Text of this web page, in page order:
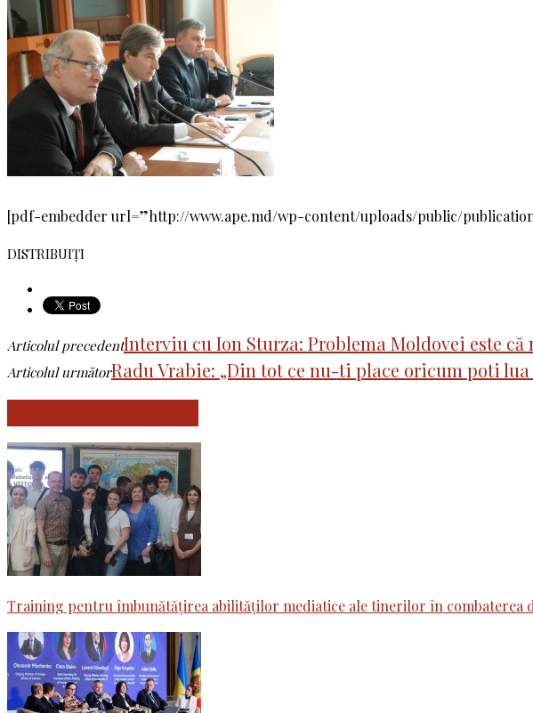
[pdf-embedder url=”http://www.ape.md/wp-content/uploads/public/
DISTRIBUIȚI
Articolul precedentInterviu cu Ion Sturza: Problema Moldovei este că
Articolul următorRadu Vrabie: „Din tot ce nu-ti place oricum poti lua
Training pentru îmbunătățirea abilităților mediatice ale tinerilor în combaterea